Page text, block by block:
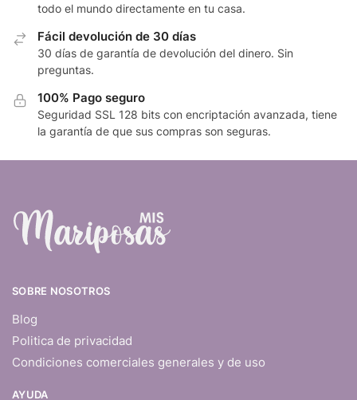
todo el mundo directamente en tu casa.
Fácil devolución de 30 días
30 días de garantía de devolución del dinero. Sin
preguntas.
100% Pago seguro
Seguridad SSL 128 bits con encriptación avanzada, tiene
la garantía de que sus compras son seguras.
SOBRE NOSOTROS
Blog
Politica de privacidad
Condiciones comerciales generales y de uso
AYUDA